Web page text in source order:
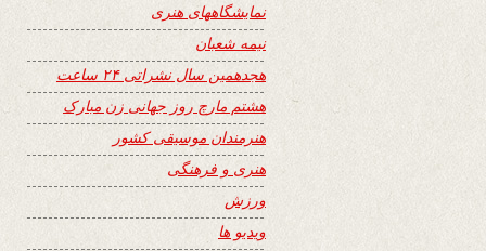
نمایشگاههای هنری
نیمه شعبان
هجدهمین سال نشراتی ۲۴ ساعت
هشتم مارچ روز جهانی زن مبارک
هنرمندان موسیقی کشور
هنری و فرهنگی
ورزش
ویدیو ها